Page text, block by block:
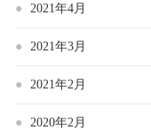
2021年4月
2021年3月
2021年2月
2020年2月